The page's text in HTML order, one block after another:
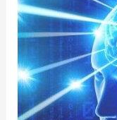
depende
de
mente